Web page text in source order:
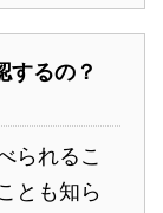
するの？
られるこ
とも知ら